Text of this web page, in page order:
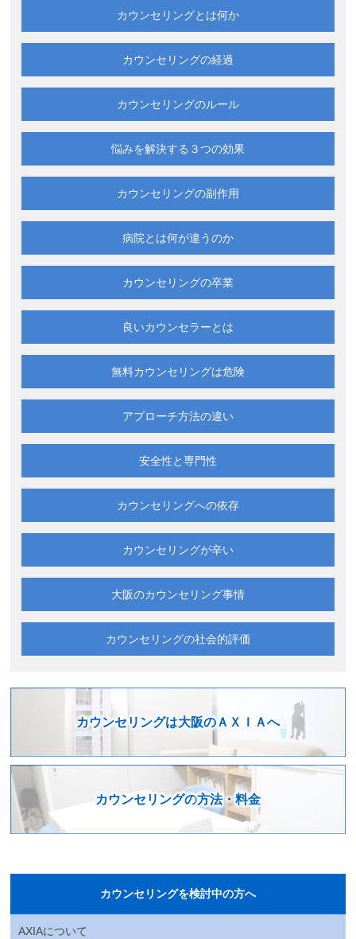
カウンセリングとは何か
カウンセリングの経過
カウンセリングのルール
悩みを解決する ３つの効果
カウンセリングの副作用
病院とは何が違うのか
カウンセリングの卒業
良いカウンセラーとは
無料カウンセリングは危険
アプローチ方法の違い
安全性と専門性
カウンセリングへの依存
カウンセリングが辛い
大阪のカウンセリング事情
カウンセリングの社会的評価
カウンセリングは大阪のＡＸＩＡへ
カウンセリングの方法・料金
カウンセリングを検討中の方へ
AXIAについて